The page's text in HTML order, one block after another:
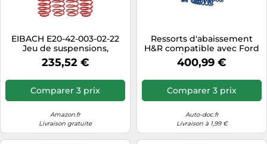
Tablettes tactiles
Téléphonie
Téléviseurs
Télévision & vidéo
EIBACH E20-42-003-02-22
Jeu de suspensions,
ressorts
235,52 €
Comparer 3 prix
Amazon.fr
Livraison gratuite
Ressorts d'abaissement
H&R compatible avec Ford
Transit/Tourneo Custom
(V710) SWB 2.0 EcoBlue
ex V AV30/AR50, Bleu
400,99 €
Comparer 3 prix
Auto-doc.fr
Livraison à 1,99 €